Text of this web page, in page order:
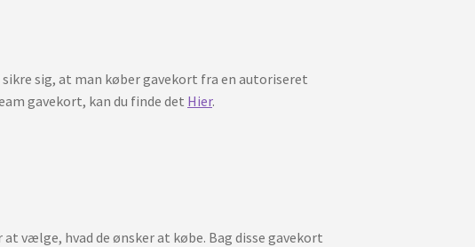
sig, at man køber gavekort fra en autoriseret
gavekort, kan du finde det Hier.
vælge, hvad de ønsker at købe. Bag disse gavekort